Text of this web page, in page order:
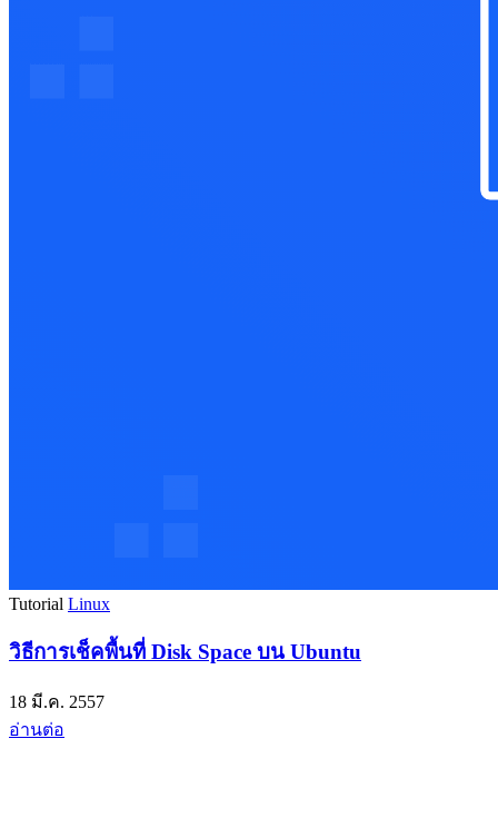
Tutorial Linux
วิธีการเช็คพื้นที่ Disk Space บน Ubuntu
18 มี.ค. 2557
อ่านต่อ